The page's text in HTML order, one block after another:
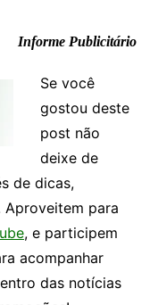
Informe Publicitário
Se você
gostou deste
post não
deixe de
de dicas,
Aproveitem para
, e participem
acompanhar
das notícias